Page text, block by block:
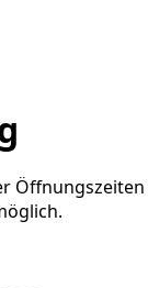
Öffnungszeiten